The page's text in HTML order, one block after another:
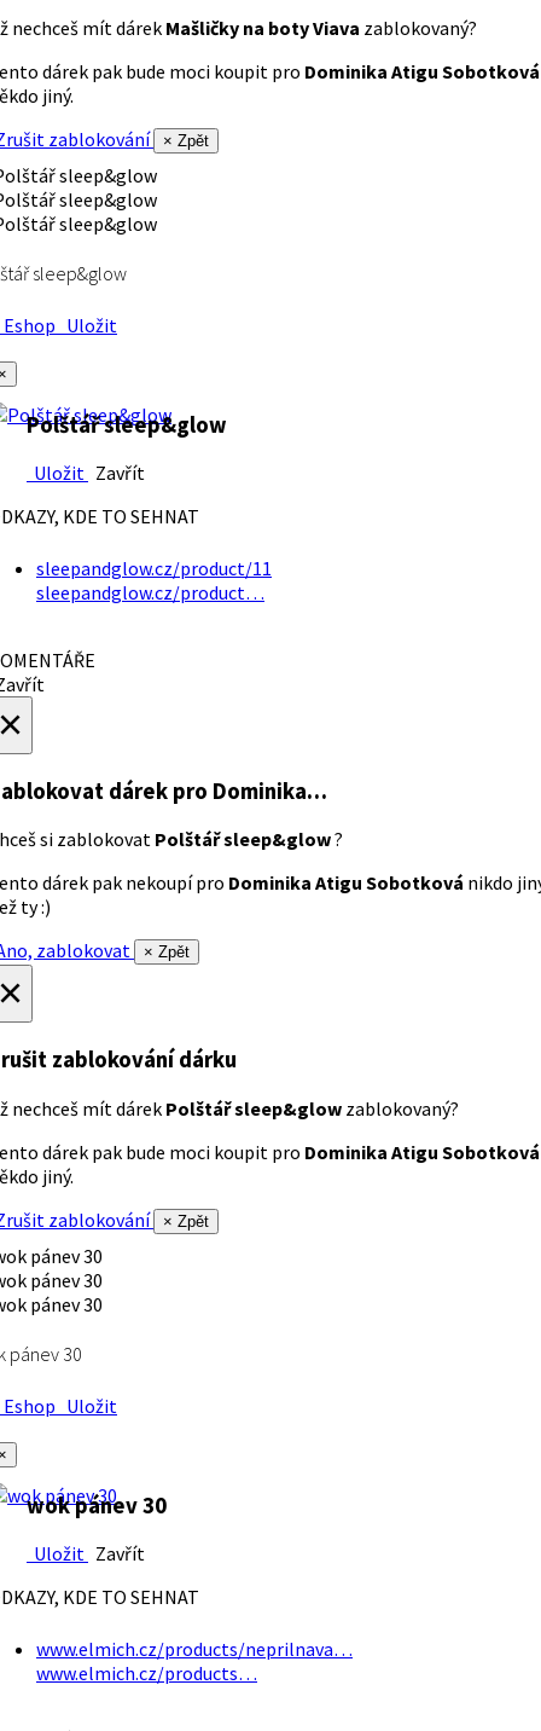
nechceš mít dárek Mašličky na boty Viava zablokovaný?
dárek pak bude moci koupit pro Dominika Atigu Sobotková
jiný.
zablokování
× Zpět
sleep&glow
Uložit
Polštář sleep&glow
Uložit Zavřít
KDE TO SEHNAT
sleepandglow.cz/product/11
sleepandglow.cz/product…
dárek pro Dominika…
si zablokovat Polštář sleep&glow?
dárek pak nekoupí pro Dominika Atigu Sobotková nikdo
ty :)
zablokovat
× Zpět
zablokování dárku
nechceš mít dárek Polštář sleep&glow zablokovaný?
dárek pak bude moci koupit pro Dominika Atigu Sobotková
jiný.
zablokování
× Zpět
pánev 30
Uložit
wok pánev 30
Uložit Zavřít
KDE TO SEHNAT
www.elmich.cz/products/neprilnava…
www.elmich.cz/products…